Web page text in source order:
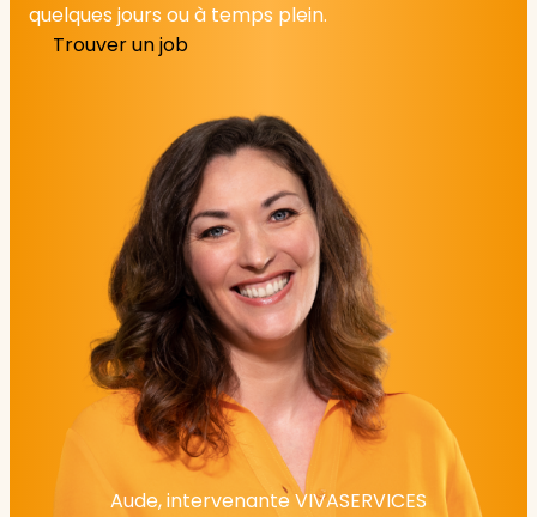
quelques jours ou à temps plein.
Trouver un job
Aude, intervenante VIVASERVICES